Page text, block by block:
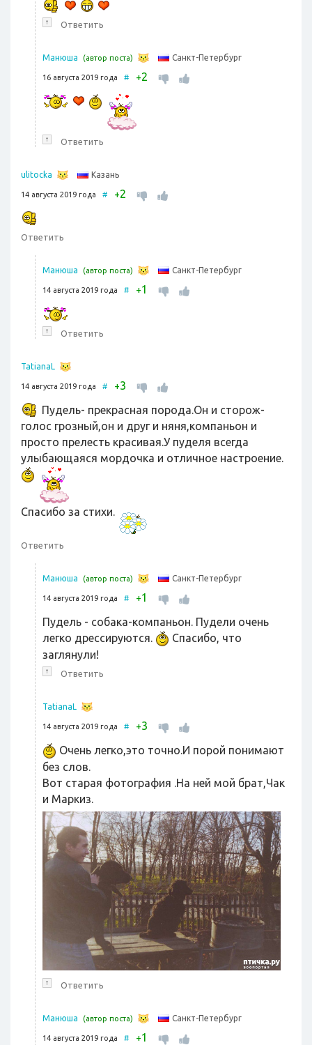
↑ Ответить
Манюша (автор поста) Санкт-Петербург
16 августа 2019 года # +2
↑ Ответить
ulitocka Казань
14 августа 2019 года # +2
Ответить
Манюша (автор поста) Санкт-Петербург
14 августа 2019 года # +1
↑ Ответить
TatianaL
14 августа 2019 года # +3
Пудель- прекрасная порода.Он и сторож-
голос грозный,он и друг и няня,компаньон и
просто прелесть красивая.У пуделя всегда
улыбающаяся мордочка и отличное настроение.
Спасибо за стихи.
Ответить
Манюша (автор поста) Санкт-Петербург
14 августа 2019 года # +1
Пудель - собака-компаньон. Пудели очень
легко дрессируются.
Спасибо, что
заглянули!
↑ Ответить
TatianaL
14 августа 2019 года # +3
Очень легко,это точно.И порой понимают
без слов.
Вот старая фотография .На ней мой брат,Чак
и Маркиз.
↑ Ответить
Манюша (автор поста) Санкт-Петербург
14 августа 2019 года # +1